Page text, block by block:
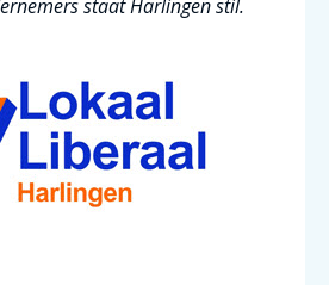
staat Harlingen stil.